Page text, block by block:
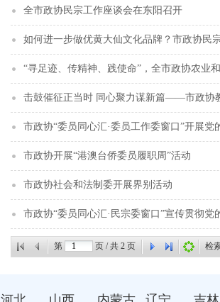
全市政协民宗工作座谈会在东阳召开
如何进一步做优黄大仙文化品牌？市政协民
“寻足迹、传精神、践使命”，全市政协农业
击鼓催征正当时 同心聚力谋新篇——市政协
市政协“委员同心汇·委员工作委窗口”开展党
市政协开展“港澳台侨委员履职周”活动
市政协社会和法制委开展界别活动
市政协“委员同心汇·民宗委窗口”宣传贯彻党
第 页 / 共 2 页 检